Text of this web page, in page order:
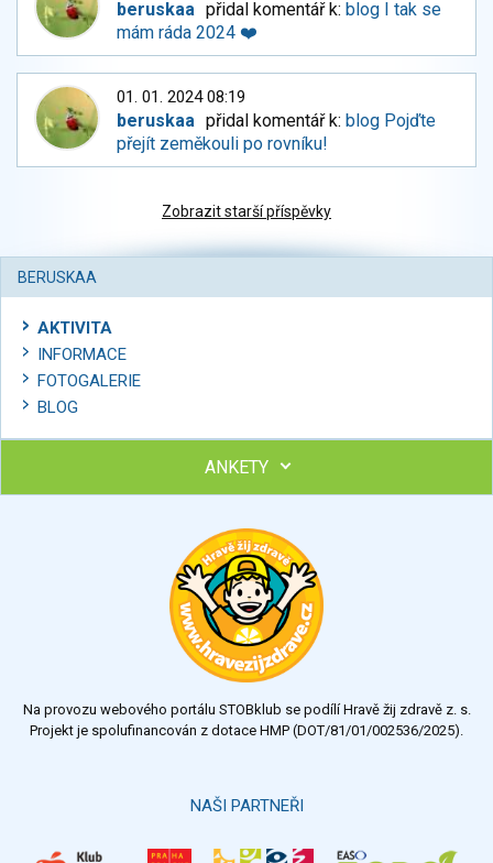
beruskaa přidal komentář k: blog I tak se
mám ráda 2024 ❤️
01. 01. 2024 08:19
beruskaa přidal komentář k: blog Pojďte
přejít zeměkouli po rovníku!
Zobrazit starší příspěvky
BERUSKAA
AKTIVITA
INFORMACE
FOTOGALERIE
BLOG
ANKETY
Výsledky Všechny ankety
Na provozu webového portálu STOBklub se podílí Hravě žij zdravě z. s.
Projekt je spolufinancován z dotace HMP (DOT/81/01/002536/2025).
NAŠI PARTNEŘI